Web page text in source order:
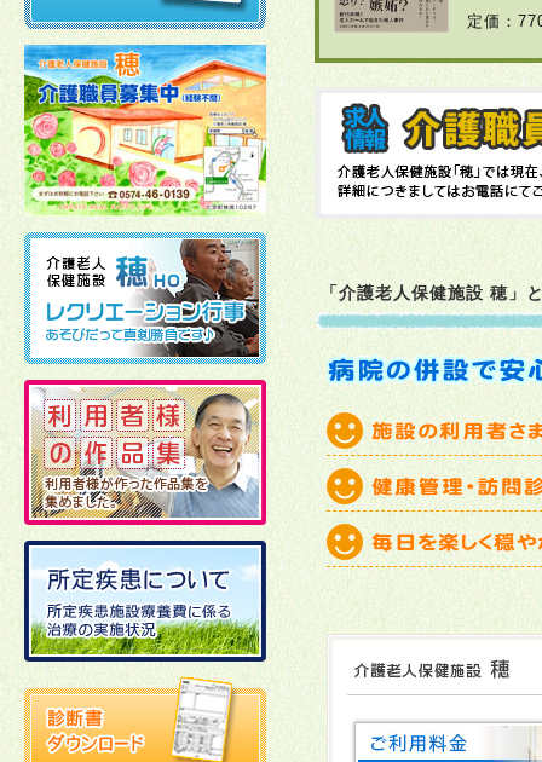
2026年03月23日
2026年02月10日
2026年01月06日
2025年12月19日
2025年12月02日
2025年11月21日
2025年11月11日
2025年10月27日
2025年10月22日
定価：
「介護老人保健施設 穂」